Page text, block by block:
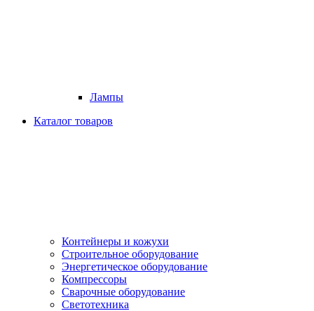
Лампы
Каталог товаров
Контейнеры и кожухи
Строительное оборудование
Энергетическое оборудование
Компрессоры
Сварочные оборудование
Светотехника